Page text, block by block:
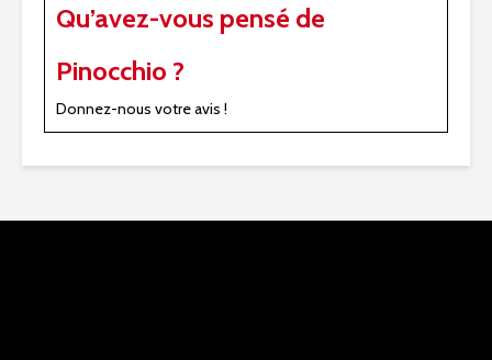
Qu’avez-vous pensé de
Pinocchio ?
Donnez-nous votre avis !